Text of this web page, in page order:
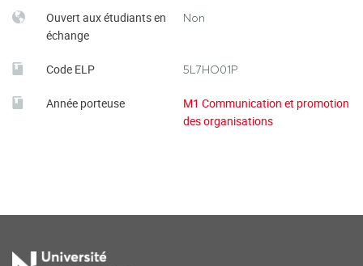
Ouvert aux étudiants en
échange
Non
Code ELP 5L7HO01P
Année porteuse
M1 Communication et promotion
des organisations